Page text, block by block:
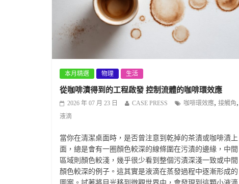
本月精選 物理 生活
從咖啡漬得到的工程啟發 控制流體的咖啡環效應
2026 年 07 月 23 日 CASE PRESS 咖啡環效應, 接觸角,
液滴
當你在清潔桌面時，是否曾注意到乾掉的茶漬或咖啡漬上
面，總是會有一圈顏色較深的線條圍在污漬的邊緣，中間
區域則顏色較淺，幾乎很少看到整個污漬深淺一致或中間
顏色較深的例子。這其實是液滴在蒸發過程中逐漸形成的